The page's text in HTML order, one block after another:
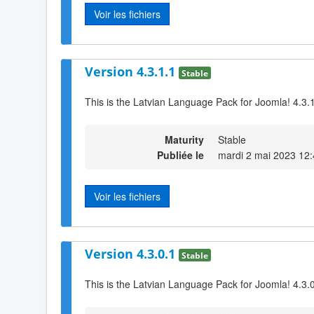
Voir les fichiers
Version 4.3.1.1 Stable
This is the Latvian Language Pack for Joomla! 4.3.1
Maturity
Stable
Publiée le
mardi 2 mai 2023
Voir les fichiers
Version 4.3.0.1 Stable
This is the Latvian Language Pack for Joomla! 4.3.0